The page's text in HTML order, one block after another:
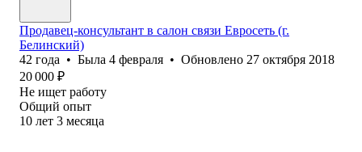
Продавец-консультант в салон связи Евросеть (г.
Белинский)
42 года • Была 4 февраля • Обновлено 27 октября 2018
20 000 ₽
Не ищет работу
Общий опыт
10 лет 3 месяца